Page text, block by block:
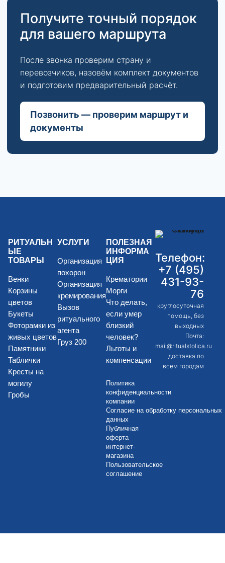
Получите точный порядок
для вашего маршрута
После звонка проверим страну и
перевозчиков, назовём комплект документов
и подготовим предварительный расчёт.
Позвонить — проверим маршрут и
документы
РИТУАЛЬН
ЫЕ
ТОВАРЫ
Венки
Корзины
цветов
Букеты
Фоторамки из
живых цветов
Памятники
Таблички
Кресты на
могилу
Гробы
УСЛУГИ
Организация
похорон
Организация
кремирования
Вызов
ритуального
агента
Груз 200
ПОЛЕЗНАЯ
ИНФОРМА
ЦИЯ
Крематории
Морги
Что делать,
если умер
близкий
человек?
Льготы и
компенсации
Политика
конфиденциальности
компании
Согласие на обработку персональных
данных
Публичная
оферта
интернет-
магазина
Пользовательское
соглашение
Телефон:
+7 (495)
431-93-
76
круглосуточная
помощь, без
выходных
Почта:
mail@ritualstolica.ru
доставка по
всем городам